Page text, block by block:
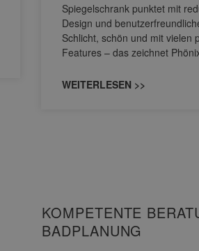
Spiegelschrank punktet mit
Design und
Schlicht, schön und mit vielen
Features – das zeichnet
WEITERLESEN >>
KOMPETENTE
BADPLANUNG